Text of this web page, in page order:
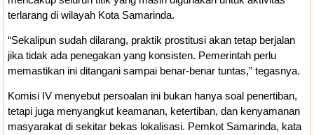
terlarang di wilayah Kota Samarinda.
“Sekalipun sudah dilarang, praktik prostitusi akan tetap berjalan
jika tidak ada penegakan yang konsisten. Pemerintah perlu
memastikan ini ditangani sampai benar-benar tuntas,” tegasnya.
Komisi IV menyebut persoalan ini bukan hanya soal penertiban,
tetapi juga menyangkut keamanan, ketertiban, dan kenyamanan
masyarakat di sekitar bekas lokalisasi. Pemkot Samarinda, kata